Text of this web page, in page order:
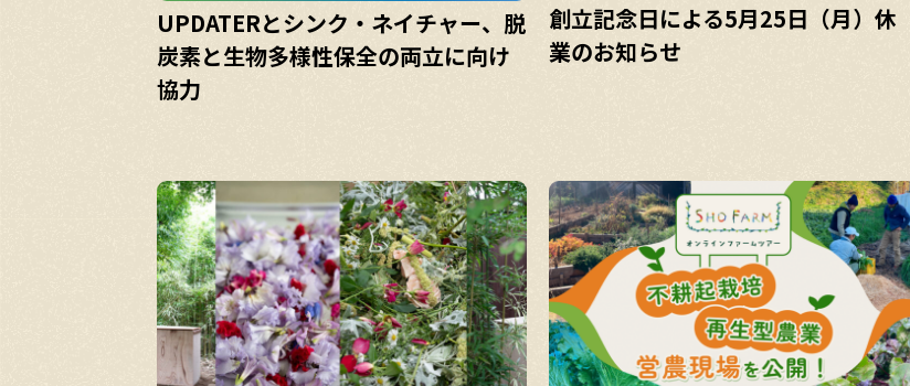
UPDATERとシンク・ネイチャー、脱
炭素と生物多様性保全の両立に向け
協力
創立記念日による5月25日（月）休
業のお知らせ